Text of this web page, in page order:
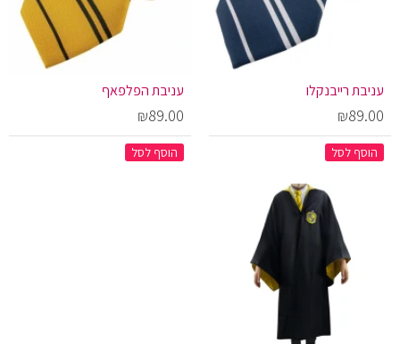
עניבת רייבנקלו
₪89.00
הוסף לסל
עניבת הפלפאף
₪89.00
הוסף לסל